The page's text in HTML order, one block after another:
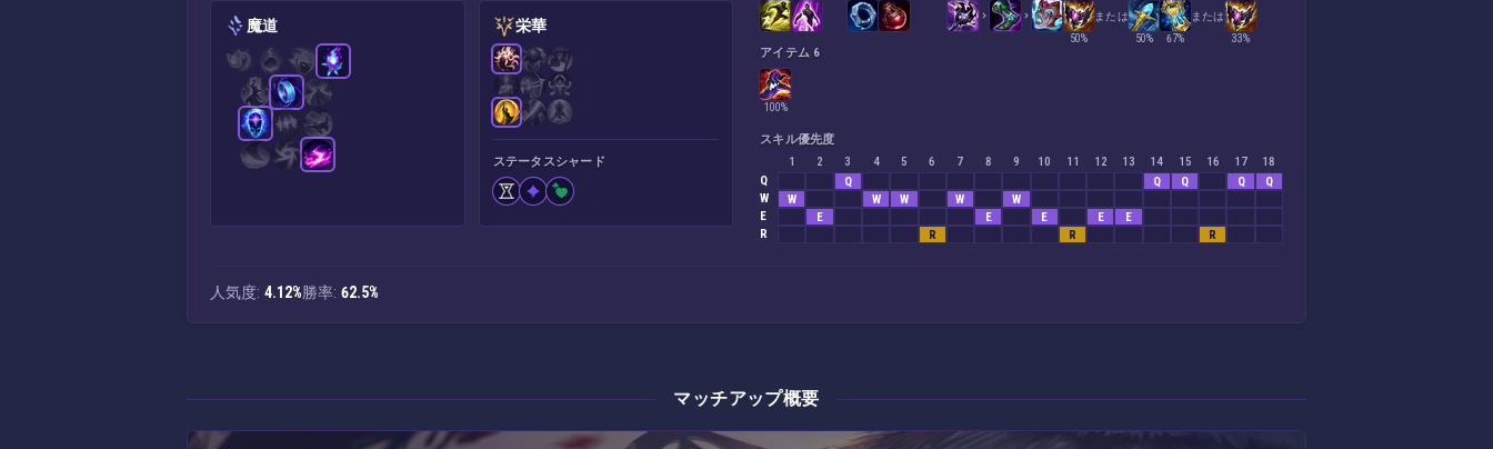
魔道 栄華
ステータスシャード
50%
または
50%
67%
または
33%
アイテム 6
100%
スキル優先度
1
2 3 4 5 6 7 8 9 10 11 12 13 14 15 16 17
18
Q
Q Q Q Q
Q
W
W W W W
W
E
E E E E
E
R
R R R
人気度: 4.12%勝率: 62.5%
マッチアップ概要